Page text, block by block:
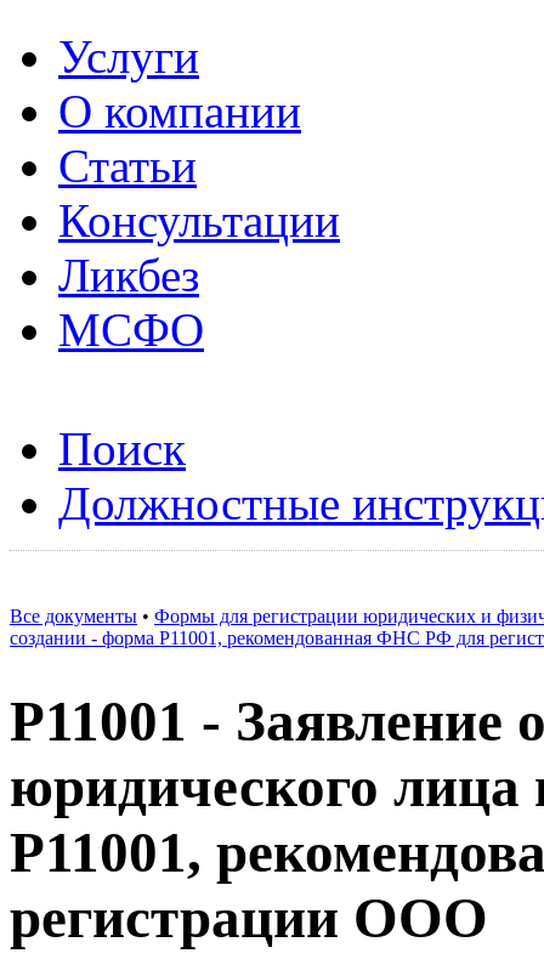
Услуги
О компании
Статьи
Консультации
Ликбез
МСФО
Поиск
Должностные
Все документы • Формы для регистрации юридических и
создании - форма Р11001, рекомендованная ФНС РФ для
Р11001 - Заявление
юридического
Р11001,
регистрации ООО